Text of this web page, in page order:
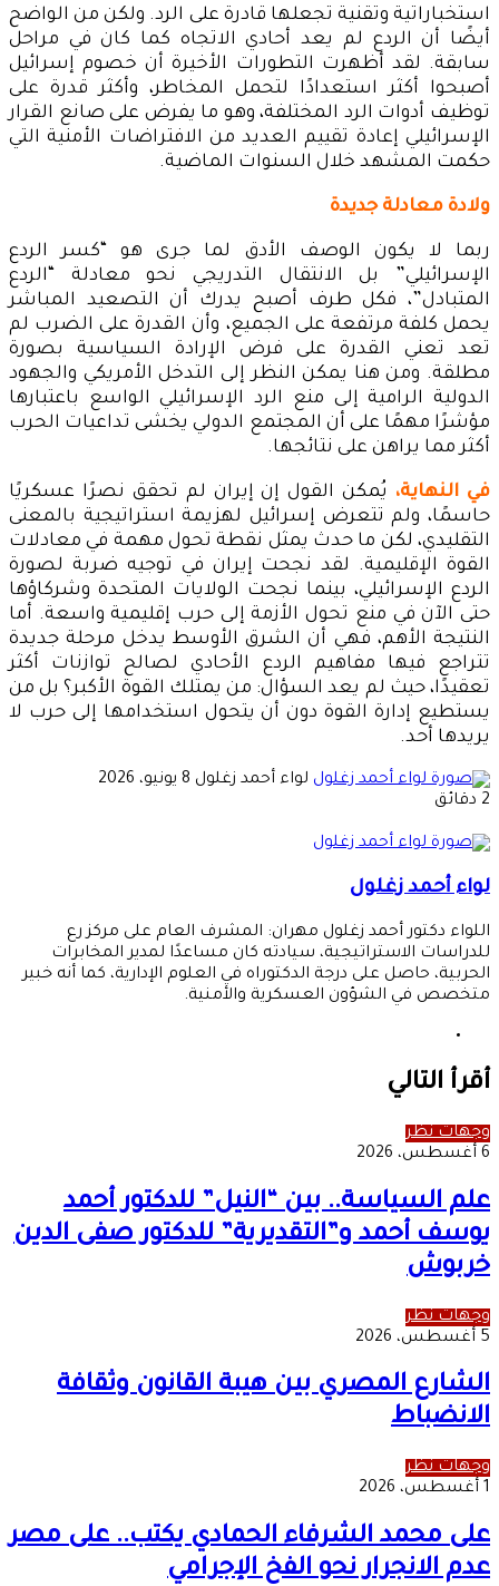
استخباراتية وتقنية تجعلها قادرة على الرد. ولكن من الواضح
أيضًا أن الردع لم يعد أحادي الاتجاه كما كان في مراحل
سابقة. لقد أظهرت التطورات الأخيرة أن خصوم إسرائيل
أصبحوا أكثر استعدادًا لتحمل المخاطر، وأكثر قدرة على
توظيف أدوات الرد المختلفة، وهو ما يفرض على صانع القرار
الإسرائيلي إعادة تقييم العديد من الافتراضات الأمنية التي
حكمت المشهد خلال السنوات الماضية.
ولادة معادلة جديدة
ربما لا يكون الوصف الأدق لما جرى هو “كسر الردع
الإسرائيلي” بل الانتقال التدريجي نحو معادلة “الردع
المتبادل”، فكل طرف أصبح يدرك أن التصعيد المباشر
يحمل كلفة مرتفعة على الجميع، وأن القدرة على الضرب لم
تعد تعني القدرة على فرض الإرادة السياسية بصورة
مطلقة. ومن هنا يمكن النظر إلى التدخل الأمريكي والجهود
الدولية الرامية إلى منع الرد الإسرائيلي الواسع باعتبارها
مؤشرًا مهمًا على أن المجتمع الدولي يخشى تداعيات الحرب
أكثر مما يراهن على نتائجها.
في النهاية، يُمكن القول إن إيران لم تحقق نصرًا عسكريًا
حاسمًا، ولم تتعرض إسرائيل لهزيمة استراتيجية بالمعنى
التقليدي، لكن ما حدث يمثل نقطة تحول مهمة في معادلات
القوة الإقليمية. لقد نجحت إيران في توجيه ضربة لصورة
الردع الإسرائيلي، بينما نجحت الولايات المتحدة وشركاؤها
حتى الآن في منع تحول الأزمة إلى حرب إقليمية واسعة. أما
النتيجة الأهم، فهي أن الشرق الأوسط يدخل مرحلة جديدة
تتراجع فيها مفاهيم الردع الأحادي لصالح توازنات أكثر
تعقيدًا، حيث لم يعد السؤال: من يمتلك القوة الأكبر؟ بل من
يستطيع إدارة القوة دون أن يتحول استخدامها إلى حرب لا
يريدها أحد.
لواء أحمد زغلول أرسل
8 يونيو، 2026
2 دقائق
لواء أحمد زغلول
اللواء دكتور أحمد زغلول مهران: المشرف العام على مركز رع
للدراسات الاستراتيجية، سيادته كان مساعدًا لمدير المخابرات
الحربية، حاصل على درجة الدكتوراه في العلوم الإدارية، كما أنه خبير
متخصص في الشؤون العسكرية والأمنية.
أقرأ التالي
وجهات نظر
6 أغسطس، 2026
علم السياسة.. بين “النيل” للدكتور أحمد
يوسف أحمد و”التقديرية” للدكتور صفى الدين
خربوش
وجهات نظر
5 أغسطس، 2026
الشارع المصري بين هيبة القانون وثقافة
الانضباط
وجهات نظر
1 أغسطس، 2026
على محمد الشرفاء الحمادي يكتب.. على مصر
عدم الانجرار نحو الفخ الإجرامي